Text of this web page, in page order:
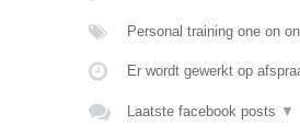
Personal training one on
Er wordt gewerkt op
Laatste facebook posts ▼